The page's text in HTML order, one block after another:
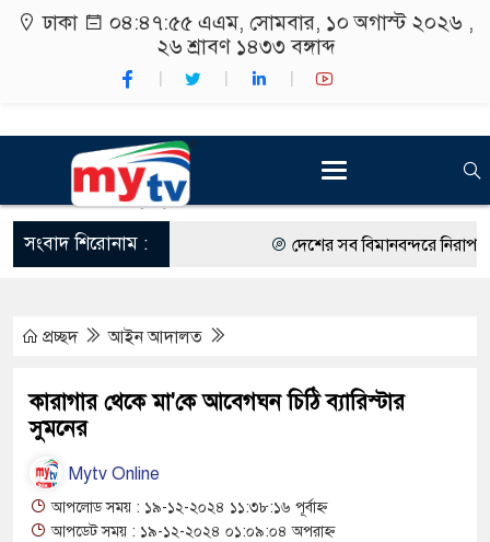
ঢাকা ০৪:৪৭:৫৬ এএম, সোমবার, ১০ অগাস্ট ২০২৬ ,
২৬ শ্রাবণ ১৪৩৩ বঙ্গাব্দ
সংবাদ শিরোনাম : দেশের সব বিমানবন্দরে নিরাপত্তা
কর্মসূচীর শুভসূচনা।
থাকায় বিক্রিতে নিষেধাজ্ঞা
প্রচ্ছদ আইন আদালত
কারাগার থেকে মা'কে আবেগঘন চিঠি ব্যারিস্টার
সুমনের
Mytv Online
আপলোড সময় : ১৯-১২-২০২৪ ১১:৩৮:১৬ পূর্বাহ্ন
আপডেট সময় : ১৯-১২-২০২৪ ০১:০৯:০৪ অপরাহ্ন